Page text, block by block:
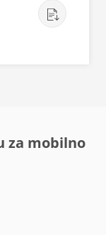
za mobilno